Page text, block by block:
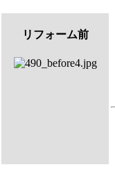
リフォーム前